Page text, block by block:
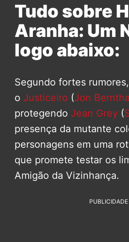
Tudo sobre
Aranha: Um
logo abaixo:
Segundo fortes rumores,
o Justiceiro (Jon
protegendo Jean Grey (
presença da mutante
personagens em uma
que promete testar os
Amigão da Vizinhança.
PUBLICIDADE